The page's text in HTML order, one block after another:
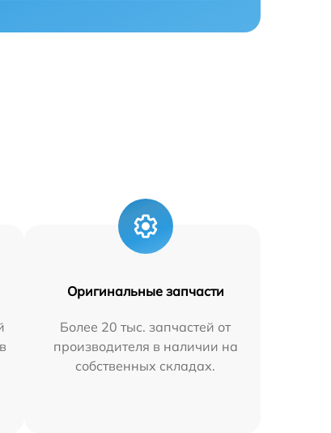
Оригинальные запчасти
Более 20 тыс. запчастей от
производителя в наличии на
собственных складах.